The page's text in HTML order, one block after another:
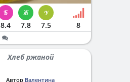
8.4 7.8 7.5 8
Хлеб ржаной
Автор Валентина